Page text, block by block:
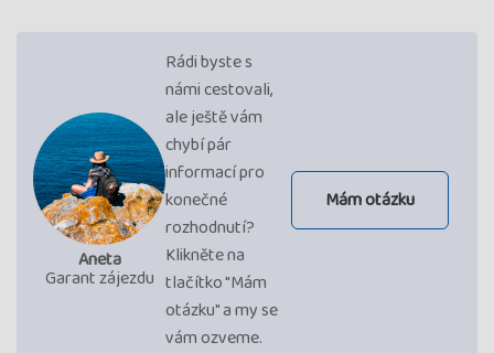
Aneta
Garant zájezdu
Rádi byste s
námi cestovali,
ale ještě vám
chybí pár
informací pro
konečné
rozhodnutí?
Klikněte na
tlačítko "Mám
otázku" a my se
vám ozveme.
Mám otázku